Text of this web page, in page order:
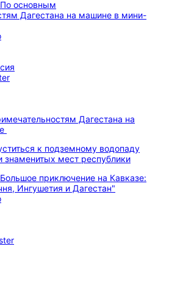
Дагестана на
к подземному водопаду
знаменитых мест республики